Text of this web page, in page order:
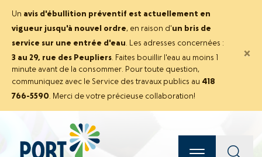
Un avis d'ébullition préventif est actuellement en
vigueur jusqu'à nouvel ordre, en raison d'un bris de
service sur une entrée d'eau. Les adresses concernées :
3 au 29, rue des Peupliers. Faites bouillir l'eau au moins 1
minute avant de la consommer. Pour toute question,
communiquez avec le Service des travaux publics au 418
766-5590. Merci de votre précieuse collaboration!
×